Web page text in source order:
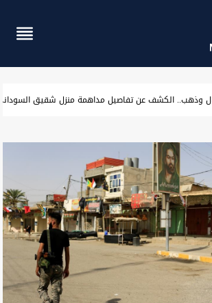
تتوج "ملكة جمال القطط"